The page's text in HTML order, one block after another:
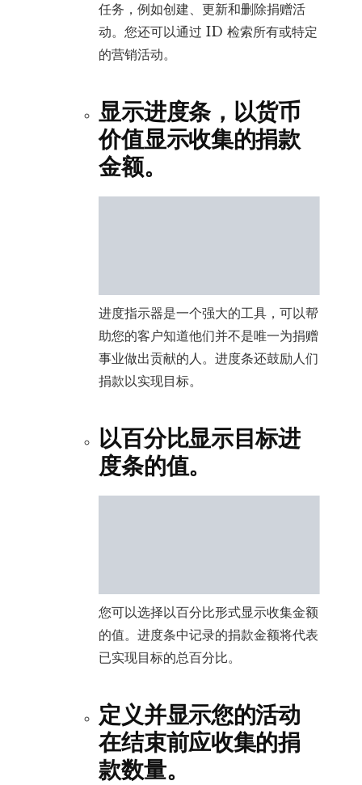
任务，例如创建、更新和删除捐赠活
动。您还可以通过 ID 检索所有或特定
的营销活动。
显示进度条，以货币
价值显示收集的捐款
金额。
进度指示器是一个强大的工具，可以帮
助您的客户知道他们并不是唯一为捐赠
事业做出贡献的人。进度条还鼓励人们
捐款以实现目标。
以百分比显示目标进
度条的值。
您可以选择以百分比形式显示收集金额
的值。进度条中记录的捐款金额将代表
已实现目标的总百分比。
定义并显示您的活动
在结束前应收集的捐
款数量。